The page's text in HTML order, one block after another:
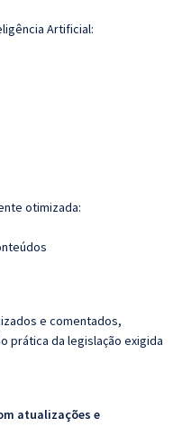
Artificial:
otimizada:
e comentados,
prática da legislação exigida
atualizações e